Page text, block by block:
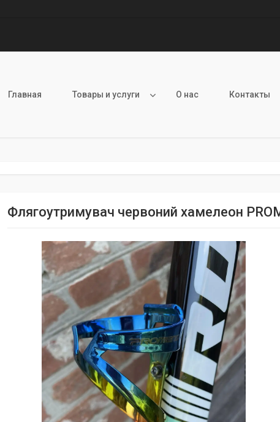
Главная Товары и услуги О нас Контакты
Флягоутримувач червоний хамелеон